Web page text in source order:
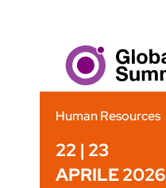
Human Resources
22 | 23
APRILE 2026